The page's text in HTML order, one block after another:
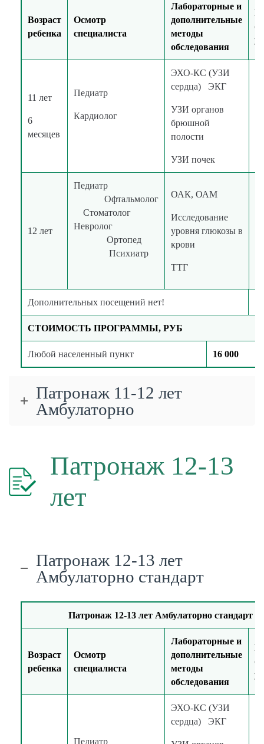
Возраст
ребенка
Осмотр
специалиста
Лабораторные и
дополнительные
методы
обследования
11 лет
6
месяцев
Педиатр
Кардиолог
ЭХО-КС (УЗИ
сердца) ЭКГ
УЗИ органов
брюшной
полости
УЗИ почек
12 лет
Педиатр
Офтальмолог
Стоматолог
Невролог
Ортопед
Психиатр
ОАК, ОАМ
Исследование
уровня глюкозы в
крови
ТТГ
Дополнительных посещений нет!
СТОИМОСТЬ ПРОГРАММЫ, РУБ
Любой населенный пункт 16 000
Патронаж 11-12 лет
Амбулаторно
Патронаж 12-13
лет
Патронаж 12-13 лет
Амбулаторно стандарт
Патронаж 12-13 лет Амбулаторно стандарт
Возраст
ребенка
Осмотр
специалиста
Лабораторные и
дополнительные
методы
обследования
Педиатр
ЭХО-КС (УЗИ
сердца) ЭКГ